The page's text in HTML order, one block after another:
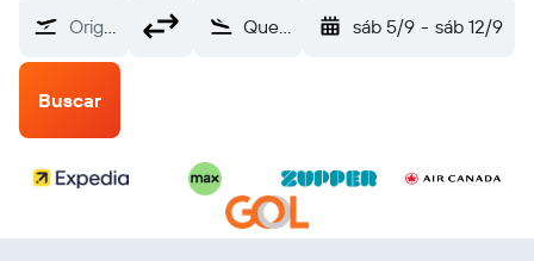
Origem Quebec (YQB) sáb 5/9 - sáb 12/9
Buscar